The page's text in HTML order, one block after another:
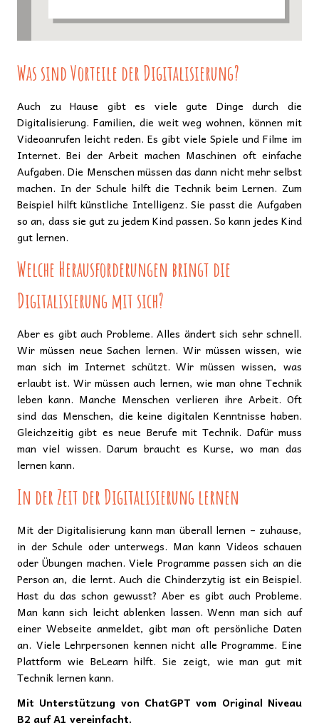
Was sind Vorteile der Digitalisierung?
Auch zu Hause gibt es viele gute Dinge durch die
Digitalisierung. Familien, die weit weg wohnen, können mit
Videoanrufen leicht reden. Es gibt viele Spiele und Filme im
Internet. Bei der Arbeit machen Maschinen oft einfache
Aufgaben. Die Menschen müssen das dann nicht mehr selbst
machen. In der Schule hilft die Technik beim Lernen. Zum
Beispiel hilft künstliche Intelligenz. Sie passt die Aufgaben
so an, dass sie gut zu jedem Kind passen. So kann jedes Kind
gut lernen.
Welche Herausforderungen bringt die
Digitalisierung mit sich?
Aber es gibt auch Probleme. Alles ändert sich sehr schnell.
Wir müssen neue Sachen lernen. Wir müssen wissen, wie
man sich im Internet schützt. Wir müssen wissen, was
erlaubt ist. Wir müssen auch lernen, wie man ohne Technik
leben kann. Manche Menschen verlieren ihre Arbeit. Oft
sind das Menschen, die keine digitalen Kenntnisse haben.
Gleichzeitig gibt es neue Berufe mit Technik. Dafür muss
man viel wissen. Darum braucht es Kurse, wo man das
lernen kann.
In der Zeit der Digitalisierung lernen
Mit der Digitalisierung kann man überall lernen – zuhause,
in der Schule oder unterwegs. Man kann Videos schauen
oder Übungen machen. Viele Programme passen sich an die
Person an, die lernt. Auch die Chinderzytig ist ein Beispiel.
Hast du das schon gewusst? Aber es gibt auch Probleme.
Man kann sich leicht ablenken lassen. Wenn man sich auf
einer Webseite anmeldet, gibt man oft persönliche Daten
an. Viele Lehrpersonen kennen nicht alle Programme. Eine
Plattform wie BeLearn hilft. Sie zeigt, wie man gut mit
Technik lernen kann.
Mit Unterstützung von ChatGPT vom Original Niveau
B2 auf A1 vereinfacht.